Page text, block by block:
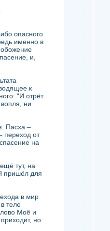
опасного.
именно в
и,
к
“И отрёт
ни
Пасха –
переход от
на
тут, на
пришёл для
в мир
теле
Моё и
но